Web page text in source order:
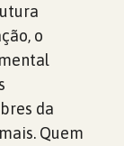
o
da
Quem